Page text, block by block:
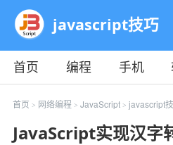
javascript技巧
首页 编程 手机
教程
平面 服务器
首页 > 网络编程 > JavaScript> javascript
JavaScript实现汉字